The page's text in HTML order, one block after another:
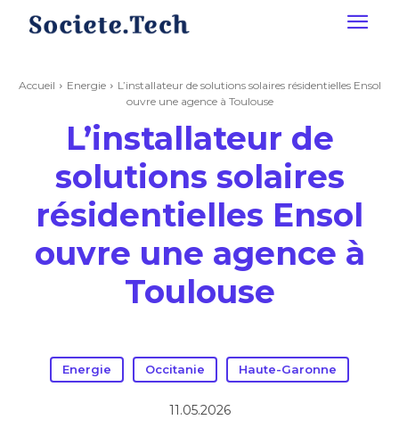
Accueil Energie
L’installateur de solutions solaires résidentielles Ensol
ouvre une agence à Toulouse
L’installateur de
solutions solaires
résidentielles Ensol
ouvre une agence à
Toulouse
Energie Occitanie Haute-Garonne
11.05.2026